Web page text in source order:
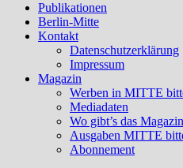
Publikationen
Berlin-Mitte
Kontakt
Datenschutzerklärung
Impressum
Magazin
Werben in MITTE
Mediadaten
Wo gibt’s das
Ausgaben MITTE
Abonnement